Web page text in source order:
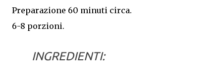
Preparazione 60 minuti circa.
6-8 porzioni.
INGREDIENTI: